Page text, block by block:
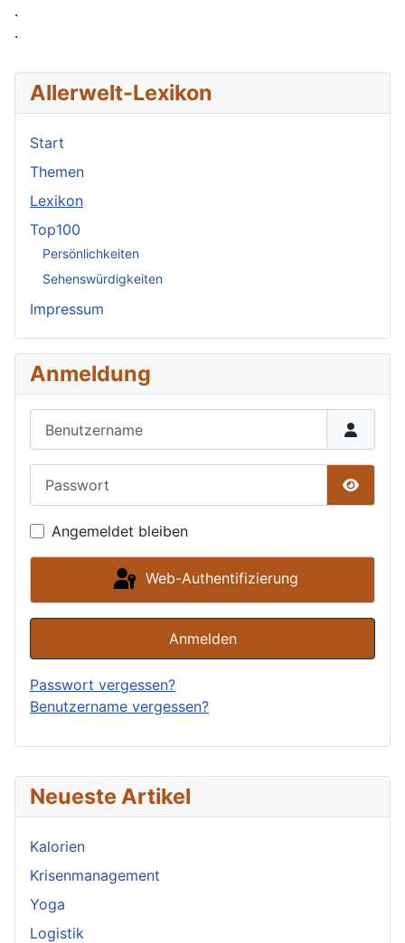
Neueste Artikel
Kalorien
Krisenmanagement
Yoga
Logistik
.
.
Allerwelt-Lexikon
Start
Themen
Lexikon
Top100
Persönlichkeiten
Sehenswürdigkeiten
Impressum
Anmeldung
Angemeldet bleiben
Web-Authentifizierung
Anmelden
Passwort vergessen?
Benutzername vergessen?